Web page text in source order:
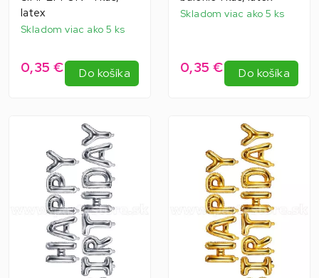
latex
Skladom viac ako 5 ks
0,35 € Do košíka
Skladom viac ako 5 ks
0,35 € Do košíka